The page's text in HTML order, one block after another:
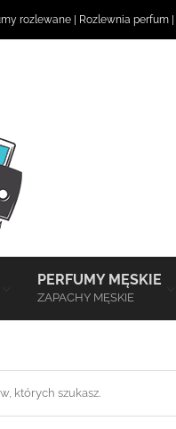
rozlewane Rozlewnia perfum
PERFUMY MĘSKIE
ZAPACHY MĘSKIE
których szukasz.